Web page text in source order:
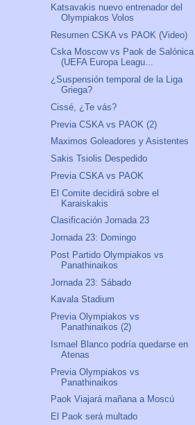
Katsavakis nuevo entrenador del
Olympiakos Volos
Resumen CSKA vs PAOK (Video)
Cska Moscow vs Paok de Salónica
(UEFA Europa Leagu...
¿Suspensión temporal de la Liga
Griega?
Cissé, ¿Te vás?
Previa CSKA vs PAOK (2)
Maximos Goleadores y Asistentes
Sakis Tsiolis Despedido
Previa CSKA vs PAOK
El Comite decidirá sobre el
Karaiskakis
Clasificación Jornada 23
Jornada 23: Domingo
Post Partido Olympiakos vs
Panathinaikos
Jornada 23: Sábado
Kavala Stadium
Previa Olympiakos vs
Panathinaikos (2)
Ismael Blanco podría quedarse en
Atenas
Previa Olympiakos vs
Panathinaikos
Paok Viajará mañana a Moscú
El Paok será multado